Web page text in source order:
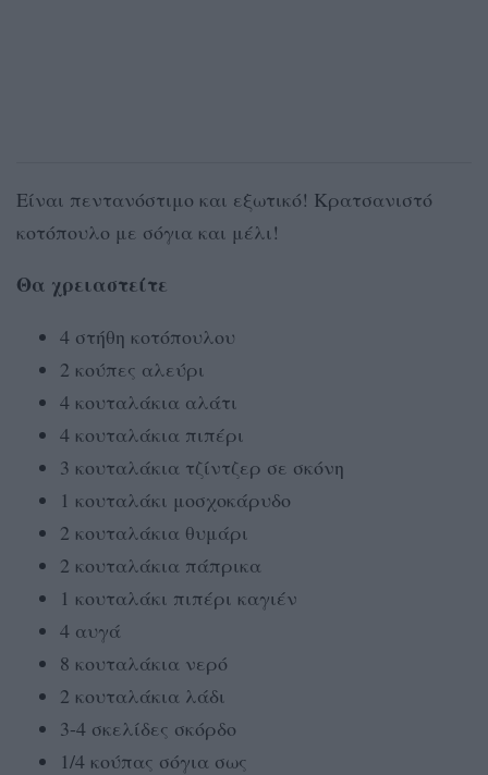
Είναι πεντανόστιμο και εξωτικό! Κρατσανιστό
κοτόπουλο με σόγια και μέλι!
Θα χρειαστείτε
4 στήθη κοτόπουλου
2 κούπες αλεύρι
4 κουταλάκια αλάτι
4 κουταλάκια πιπέρι
3 κουταλάκια τζίντζερ σε σκόνη
1 κουταλάκι μοσχοκάρυδο
2 κουταλάκια θυμάρι
2 κουταλάκια πάπρικα
1 κουταλάκι πιπέρι καγιέν
4 αυγά
8 κουταλάκια νερό
2 κουταλάκια λάδι
3-4 σκελίδες σκόρδο
1/4 κούπας σόγια σως